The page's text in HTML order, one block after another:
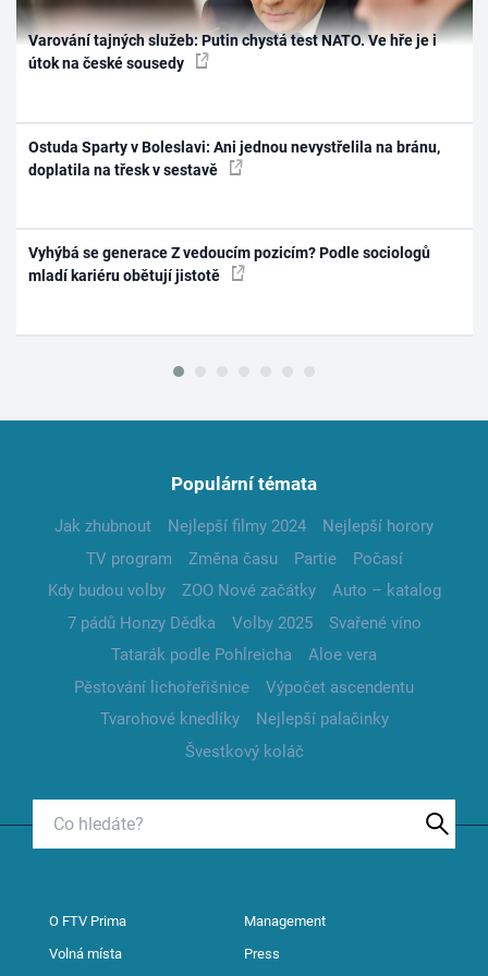
Varování tajných služeb: Putin chystá test NATO. Ve hře je i
útok na české sousedy
Ostuda Sparty v Boleslavi: Ani jednou nevystřelila na bránu,
doplatila na třesk v sestavě
Vyhýbá se generace Z vedoucím pozicím? Podle sociologů
mladí kariéru obětují jistotě
Populární témata
Jak zhubnout Nejlepší filmy 2024
Nejlepší horory
TV program
Změna času Partie
Počasí
Kdy budou volby
ZOO Nové začátky
Auto – katalog
7 pádů Honzy Dědka
Volby 2025
Svařené víno
Tatarák podle Pohlreicha
Aloe vera
Pěstování lichořeřišnice
Výpočet ascendentu
Tvarohové knedlíky
Nejlepší palačinky
Švestkový koláč
O FTV Prima Management
Volná místa Press